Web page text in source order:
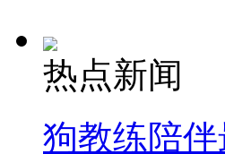
热点新闻
狗教练陪